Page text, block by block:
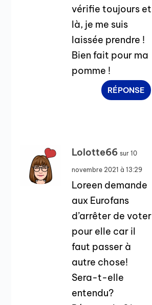
vérifie toujours et
là, je me suis
laissée prendre !
Bien fait pour ma
pomme !
RÉPONSE
Lolotte66 sur 10
novembre 2021 à 13:29
Loreen demande
aux Eurofans
d’arrêter de voter
pour elle car il
faut passer à
autre chose!
Sera-t-elle
entendu?